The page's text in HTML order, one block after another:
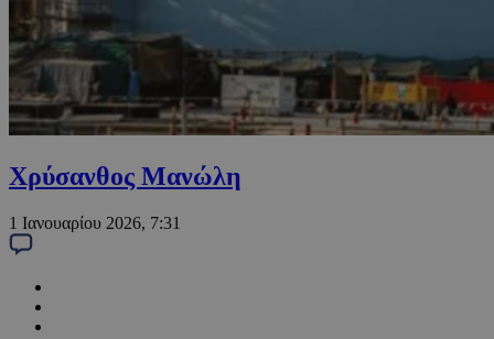
Χρύσανθος Μανώλη
1 Ιανουαρίου 2026, 7:31